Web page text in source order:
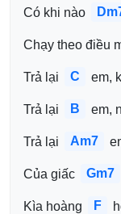
Có khi nào
Chạy theo điều
Trả lại C em,
Trả lại B em,
Trả lại Am7
Của giấc Gm7
Kìa hoàng F